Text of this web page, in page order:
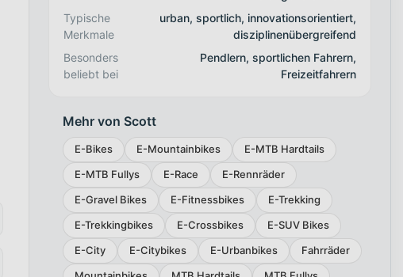
Typische
Merkmale
urban, sportlich, innovationsorientiert,
disziplinenübergreifend
Besonders
beliebt bei
Pendlern, sportlichen Fahrern,
Freizeitfahrern
Mehr von Scott
E-Bikes E-Mountainbikes
E-MTB Hardtails
E-MTB Fullys
E-Race
E-Rennräder
E-Gravel Bikes
E-Fitnessbikes
E-Trekking
E-Trekkingbikes
E-Crossbikes
E-SUV Bikes
E-City
E-Citybikes E-Urbanbikes
Fahrräder